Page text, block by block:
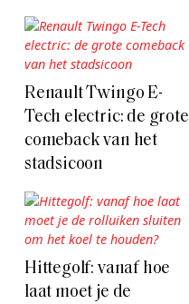
Renault Twingo E-
Tech electric: de grote
comeback van het
stadsicoon
Hittegolf: vanaf hoe
laat moet je de